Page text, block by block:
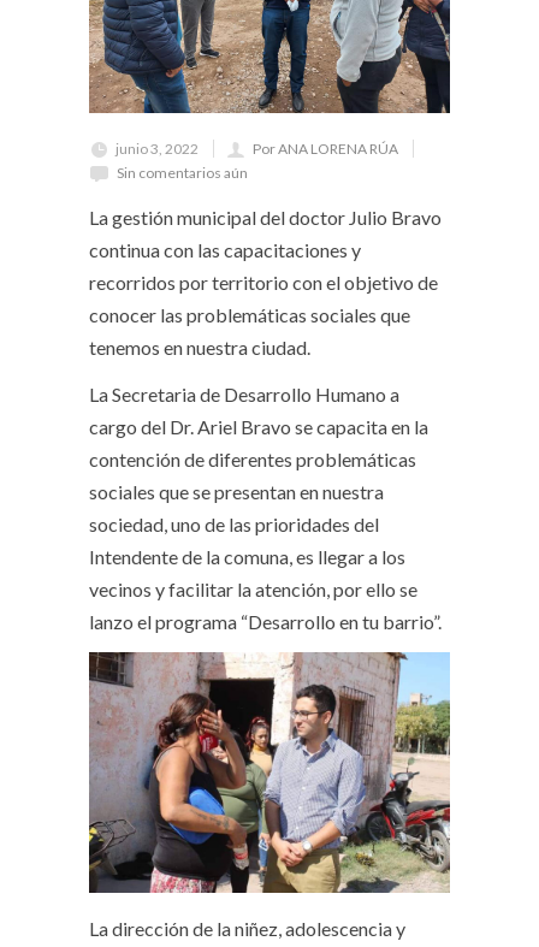
junio 3, 2022
Por ANA LORENA RÚA
Sin comentarios aún
La gestión municipal del doctor Julio Bravo
continua con las capacitaciones y
recorridos por territorio con el objetivo de
conocer las problemáticas sociales que
tenemos en nuestra ciudad.
La Secretaria de Desarrollo Humano a
cargo del Dr. Ariel Bravo se capacita en la
contención de diferentes problemáticas
sociales que se presentan en nuestra
sociedad, uno de las prioridades del
Intendente de la comuna, es llegar a los
vecinos y facilitar la atención, por ello se
lanzo el programa “Desarrollo en tu barrio”.
La dirección de la niñez, adolescencia y